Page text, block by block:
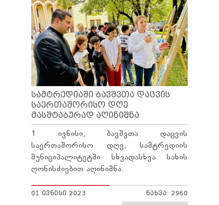
ᲡᲐᲛᲢᲠᲔᲓᲘᲐᲨᲘ ᲑᲐᲕᲨᲕᲗᲐ ᲓᲐᲪᲕᲘᲡ
ᲡᲐᲔᲠᲗᲐᲨᲝᲠᲘᲡᲝ ᲓᲦᲔ
ᲛᲐᲡᲨᲢᲐᲑᲣᲠᲐᲓ ᲐᲦᲘᲜᲘᲨᲜᲐ
1 ივნისი, ბავშვთა დაცვის
საერთაშორისო დღე, სამტრედიის
მუნიციპალიტეტში სხვადასხვა სახის
ღონისძიებით აღინიშნა.
01 ᲘᲕᲜᲘᲡᲘ 2023 ᲜᲐᲮᲕᲐ: 2960